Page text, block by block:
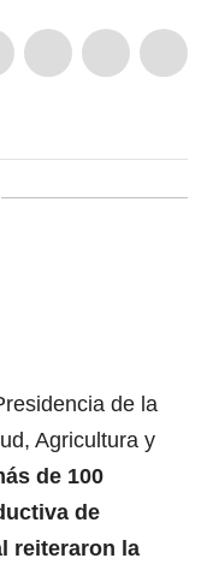
de la
Agricultura y
de 100
de
reiteraron la